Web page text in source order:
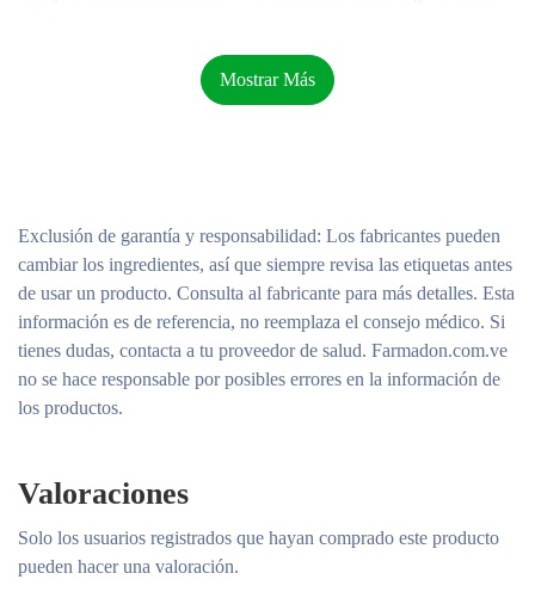
Presentaciones
Crema, tubo por 60 g.
Mostrar Más
Exclusión de garantía y responsabilidad: Los fabricantes pueden
cambiar los ingredientes, así que siempre revisa las etiquetas antes
de usar un producto. Consulta al fabricante para más detalles. Esta
información es de referencia, no reemplaza el consejo médico. Si
tienes dudas, contacta a tu proveedor de salud. Farmadon.com.ve
no se hace responsable por posibles errores en la información de
los productos.
Valoraciones
Solo los usuarios registrados que hayan comprado este producto
pueden hacer una valoración.